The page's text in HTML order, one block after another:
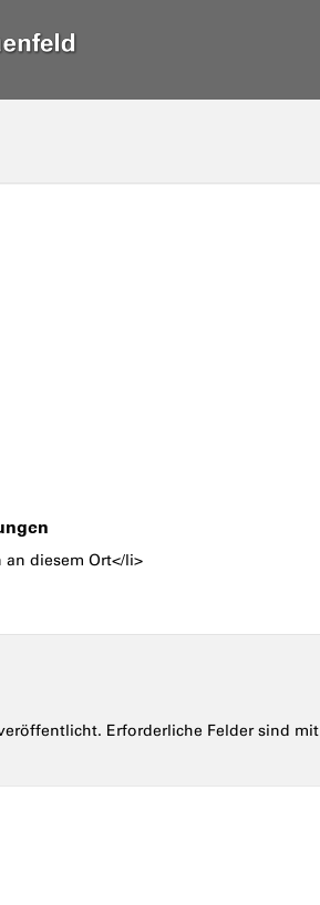
an diesem Ort</li>
Erforderliche Felder sind mit